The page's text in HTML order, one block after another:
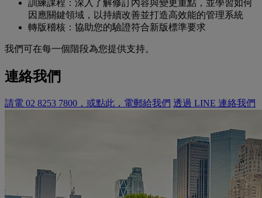
訓練課程：深入了解修訂內容與變更重點，並學習如何
因應關鍵領域，以持續改善並打造高效能的管理系統
轉版稽核：協助您的驗證符合新版標準要求
我們可在每一個階段為您提供支持。
連絡我們
請電 02 8253 7800，或點此，電郵給我們 透過 LINE 連絡我們